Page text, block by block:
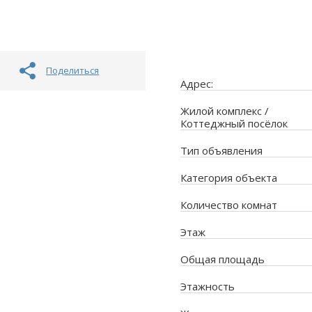
Поделиться
Адрес:
Жилой комплекс /
Коттеджный посёлок
Тип объявления
Категория объекта
Количество комнат
Этаж
Общая площадь
Этажность